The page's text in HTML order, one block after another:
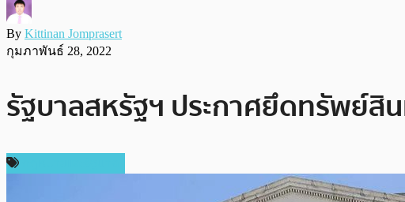
By Kittinan Jomprasert
กุมภาพันธ์ 28, 2022
รัฐบาลสหรัฐฯ ประกาศยึดทรัพย์สิ